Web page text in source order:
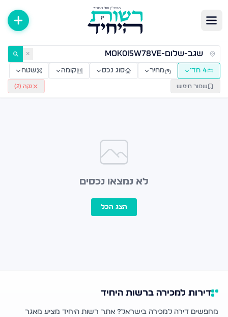
דירות למכירה ולהשכרה — רשות היחיד ✕
4 חד׳ מחיר סוג נכס קומה שטח
שמור חיפוש נקה (2
)
לא נמצאו נכסים
הצג הכל
דירות למכירה ברשות היחיד
מחפשים דירה למכירה בישראל? אתר רשות היחיד מציע מאגר